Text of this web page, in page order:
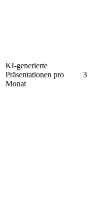
KI-generierte
Präsentationen pro
Monat
3